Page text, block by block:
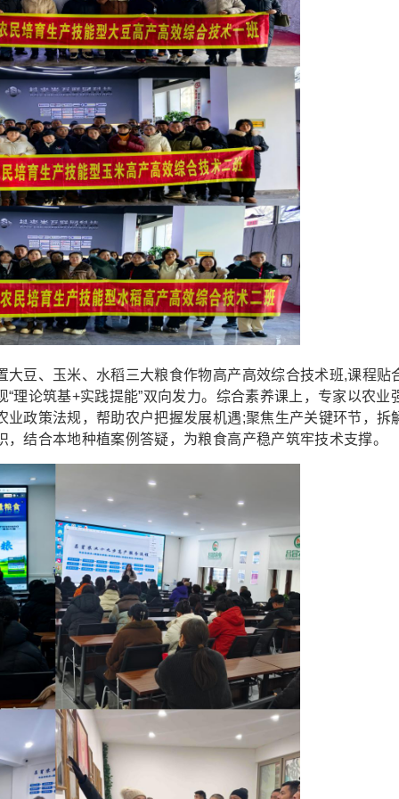
、玉米、水稻三大粮食作物高产高效综合技术班,课程贴
理论筑基+实践提能”双向发力。综合素养课上，专家以农业
政策法规，帮助农户把握发展机遇;聚焦生产关键环节，拆
结合本地种植案例答疑，为粮食高产稳产筑牢技术支撑。